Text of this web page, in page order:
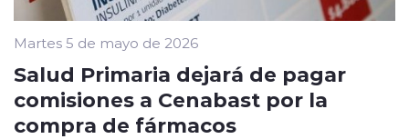
Martes 5 de mayo de 2026
Salud Primaria dejará de pagar
comisiones a Cenabast por la
compra de fármacos